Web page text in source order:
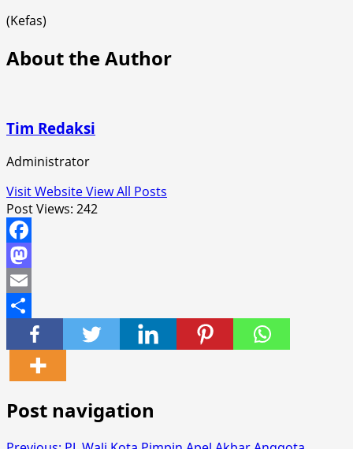
(Kefas)
About the Author
Tim Redaksi
Administrator
Visit WebsiteView All Posts
Post Views: 242
Facebook
Mastodon
Email
Share
Post navigation